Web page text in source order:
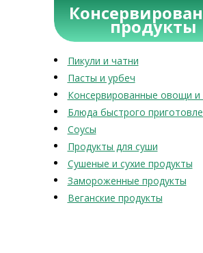
продукты
Пикули и чатни
Пасты и урбеч
Консервированные овощи и
Блюда быстрого
Соусы
Продукты для суши
Сушеные и сухие продукты
Замороженные продукты
Веганские продукты